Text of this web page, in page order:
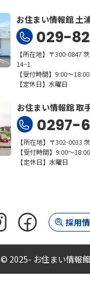
お住まい情報館 土
029-
【所在地】〒300-0847
14−1
【受付時間】9:00～18:00
【定休日】水曜日
お住まい情報館 取
0297-
【所在地】〒302-0033
【受付時間】9:00～18:00
【定休日】水曜日
採用
© 2025- お住まい情報